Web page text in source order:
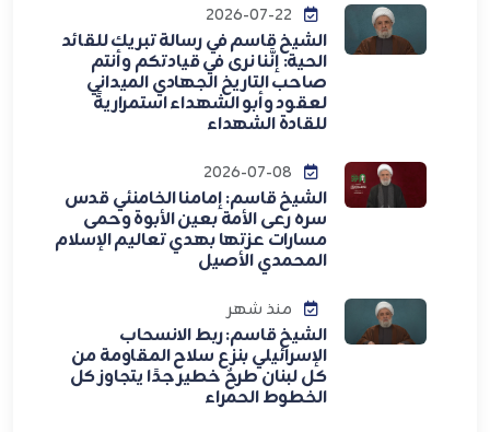
الشيخ قاسم في رسالة تبريك للقائد
الحية: إنَّنا نرى في قيادتكم وأنتم
صاحب التاريخ الجهادي الميداني
لعقود وأبو الشهداء استمراريةً
للقادة الشهداء
الشيخ قاسم: إمامنا الخامنئي قدس
سره رعى الأمة بعين الأبوة وحمى
مسارات عزتها بهدي تعاليم الإسلام
المحمدي الأصيل
منذ شهر
الشيخ قاسم: ربط الانسحاب
الإسرائيلي بنزع سلاح المقاومة من
كل لبنان طرحٌ خطير جدًا يتجاوز كل
الخطوط الحمراء